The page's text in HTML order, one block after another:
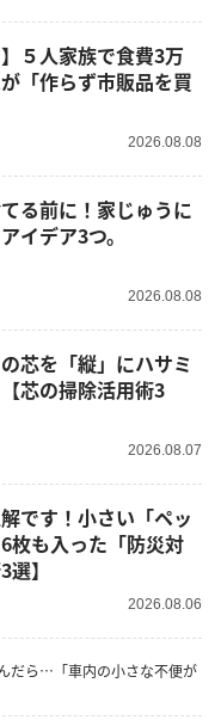
５人家族で食費3万
「作らず市販品を買
2026.08.08
る前に！家じゅうに
イデア3つ。
2026.08.08
芯を「縦」にハサミ
芯の掃除活用術3
2026.08.07
です！小さい「ペッ
枚も入った「防災対
】
2026.08.06
だら…「車内の小さな不便が